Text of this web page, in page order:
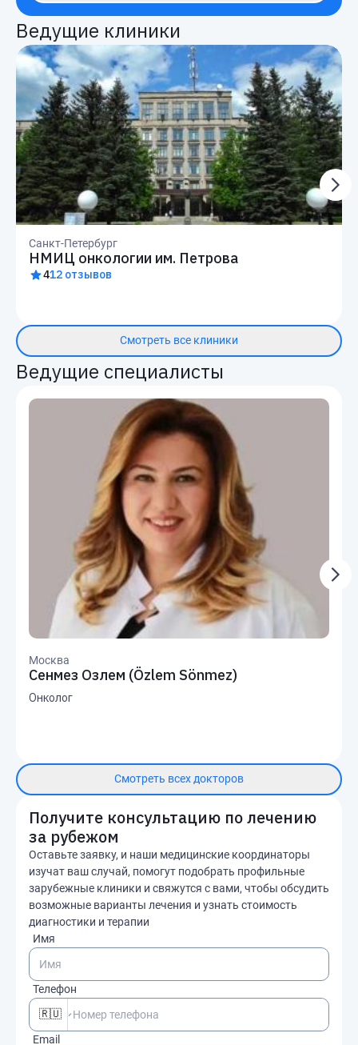
Ведущие клиники
Санкт-Петербург
НМИЦ онкологии им. Петрова
412 отзывов
Смотреть все клиники
Ведущие специалисты
Москва
Сенмез Озлем (Özlem Sönmez)
Онколог
Смотреть всех докторов
Получите консультацию по лечению
за рубежом
Оставьте заявку, и наши медицинские координаторы
изучат ваш случай, помогут подобрать профильные
зарубежные клиники и свяжутся с вами, чтобы обсудить
возможные варианты лечения и узнать стоимость
диагностики и терапии
Имя
Телефон
🇷🇺
Email